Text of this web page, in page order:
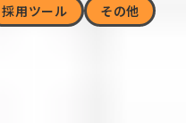
採用ツール その他